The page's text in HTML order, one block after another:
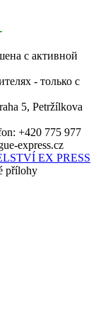
с активной
- только с
5, Petržílkova
+420 775 977
express.cz
EX PRESS
přílohy